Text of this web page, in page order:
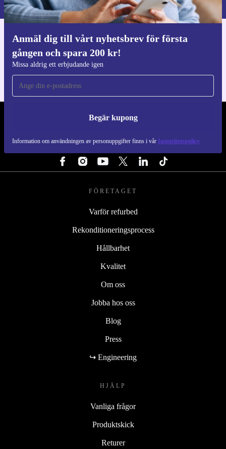
Anmäl dig till vårt nyhetsbrev för första
gången och spara 200 kr!
Missa aldrig ett erbjudande igen
Begär kupong
Information om användningen av personuppgifter finns i vår Integritetspolicy
Ladda ner refurbed appen
För iOS och Android
REFURBED SVERIGE - RETHINK NEW.
FÖLJ OSS
FÖRETAGET
Varför refurbed
Rekonditioneringsprocess
Hållbarhet
Kvalitet
Om oss
Jobba hos oss
Blog
Press
↪ Engineering
HJÄLP
Vanliga frågor
Produktskick
Returer